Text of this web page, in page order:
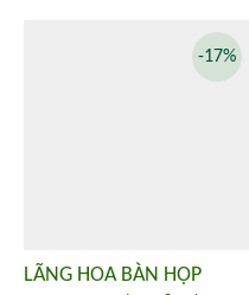
LÃNG HOA BÀN HỌP
-17%